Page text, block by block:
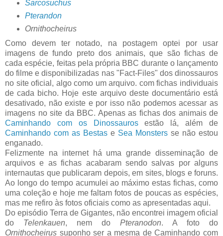
Sarcosuchus
Pterandon
Ornithocheirus
Como devem ter notado, na postagem optei por usar
imagens de fundo preto dos animais, que são fichas de
cada espécie, feitas pela própria BBC durante o lançamento
do filme e disponibilizadas nas "Fact-Files" dos dinossauros
no site oficial, algo como um arquivo. com fichas individuais
de cada bicho. Hoje este arquivo deste documentário está
desativado, não existe e por isso não podemos acessar as
imagens no site da BBC. Apenas as fichas dos animais de
Caminhando com os Dinossaurosestão lá, além de
Caminhando com as Bestas e Sea Monsters se não estou
enganado.
Felizmente na internet há uma grande disseminação de
arquivos e as fichas acabaram sendo salvas por alguns
internautas que publicaram depois, em sites, blogs e foruns.
Ao longo do tempo acumulei ao máximo estas fichas, como
uma coleção e hoje me faltam fotos de poucas as espécies,
mas me refiro às fotos oficiais como as apresentadas aqui.
Do episódio Terra de Gigantes, não encontrei imagem oficial
do Telenkauen, nem do Pteranodon. A foto do
Ornithocheirus suponho ser a mesma de Caminhando com